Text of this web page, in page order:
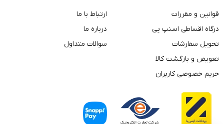
قوانین و مقررات
درگاه اقساطی اسنپ پی
تحویل سفارشات
تعویض و بازگشت کالا
حریم خصوصی کاربران
ارتباط با ما
درباره ما
سوالات متداول